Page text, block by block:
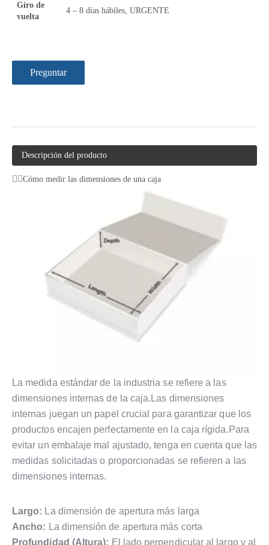
Giro de
vuelta
4 – 8 días hábiles, URGENTE
Preguntar
Descripción del producto
Cómo medir las dimensiones de una caja
La medida estándar de la industria se refiere a las
dimensiones internas de la caja.Las dimensiones
internas juegan un papel crucial para garantizar que los
productos encajen perfectamente en la caja rígida.Para
evitar un embalaje mal ajustado, tenga en cuenta que las
medidas solicitadas o proporcionadas se refieren a las
dimensiones internas.
Largo: La dimensión de apertura más larga
Ancho: La dimensión de apertura más corta
Profundidad (Altura): El lado perpendicular al largo y al